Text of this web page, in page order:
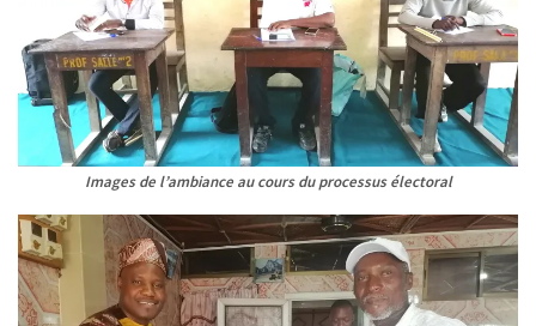
Images de l’ambiance au cours du processus électoral